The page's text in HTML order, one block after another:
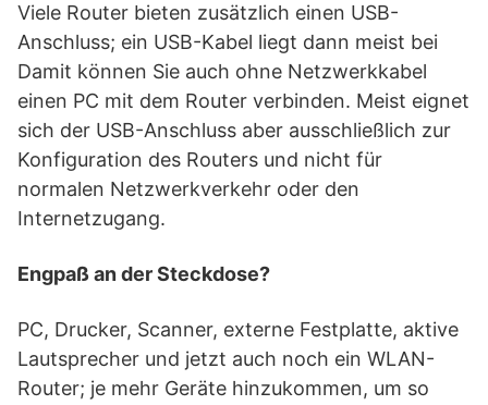
Viele Router bieten zusätzlich einen USB-
Anschluss; ein USB-Kabel liegt dann meist bei
Damit können Sie auch ohne Netzwerkkabel
einen PC mit dem Router verbinden. Meist eignet
sich der USB-Anschluss aber ausschließlich zur
Konfiguration des Routers und nicht für
normalen Netzwerkverkehr oder den
Internetzugang.
Engpaß an der Steckdose?
PC, Drucker, Scanner, externe Festplatte, aktive
Lautsprecher und jetzt auch noch ein WLAN-
Router; je mehr Geräte hinzukommen, um so